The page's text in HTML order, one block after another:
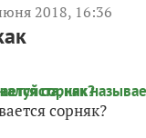
2018, 16:36
сорняк?